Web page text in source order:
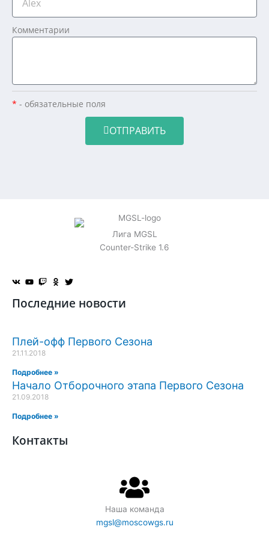
Комментарии
* - обязательные поля
ОТПРАВИТЬ
Лига MGSL
Counter-Strike 1.6
Последние новости
Плей-офф Первого Сезона
21.11.2018
Подробнее »
Начало Отборочного этапа Первого Сезона
21.09.2018
Подробнее »
Контакты
Наша команда
mgsl@moscowgs.ru